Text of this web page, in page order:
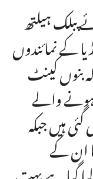
پبلک ہیلتھ
کے نمائندوں
بنوں کینٹ
والے
ہیں جبکہ
ان کے